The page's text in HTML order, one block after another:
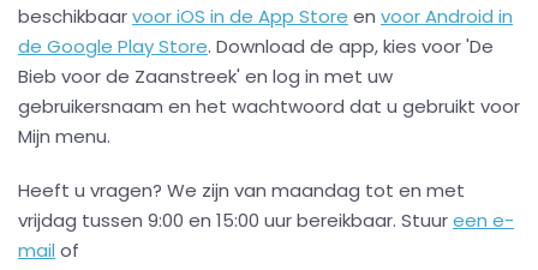
beschikbaarvoor iOS in de App Store en voor Android in
de Google Play Store. Download de app, kies voor 'De
Bieb voor de Zaanstreek' en log in met uw
gebruikersnaam en het wachtwoord dat u gebruikt voor
Mijn menu.
Heeft u vragen? We zijn van maandag tot en met
vrijdag tussen 9:00 en 15:00 uur bereikbaar. Stuureen e-
mail of